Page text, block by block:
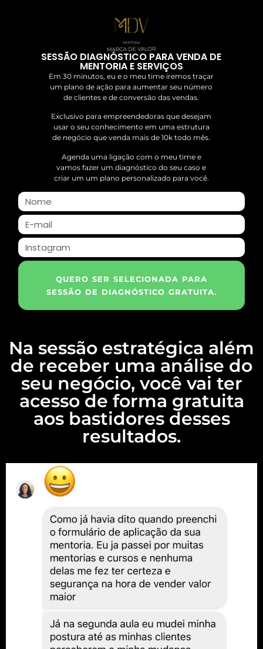
SESSÃO DIAGNÓSTICO PARA VENDA DE
MENTORIA E SERVIÇOS
Em 30 minutos, eu e o meu time iremos traçar
um plano de ação para aumentar seu número
de clientes e de conversão das vendas.
Exclusivo para empreendedoras que desejam
usar o seu conhecimento em uma estrutura
de negócio que venda mais de 10k todo mês.
Agenda uma ligação com o meu time e
vamos fazer um diagnóstico do seu caso e
criar um um plano personalizado para você.
QUERO SER SELECIONADA PARA
SESSÃO DE DIAGNÓSTICO GRATUITA.
Na sessão estratégica além
de receber uma análise do
seu negócio, você vai ter
acesso de forma gratuita
aos bastidores desses
resultados.